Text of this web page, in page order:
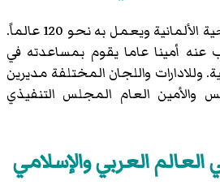
يتبع المعهد وزارة الخارجية الألمانية ويعمل به نحو 120 عالماً.
عنه أمينا عاما يقوم بمساعدته في
وللادارات واللجان المختلفة مديرين
والأمين العام المجلس التنفيذي
العربي والإسلامي